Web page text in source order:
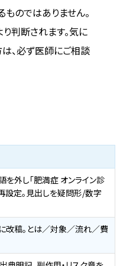
のではありません。
判断されます。気に
、必ず医師にご相談
を外し「肥満症 オンライン診
設定。見出しを疑問形/数字
改稿。とは／対象／流れ／費